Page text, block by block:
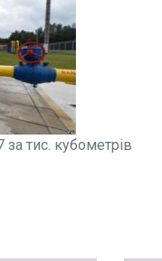
за тис. кубометрів